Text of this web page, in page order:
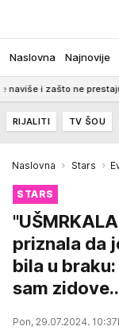
Naslovna Najnovije
i zašto ne prestaju da
RIJALITI TV ŠOU
Naslovna Stars
STARS
priznala da
bila u
sam
Pon, 29.07.2024.